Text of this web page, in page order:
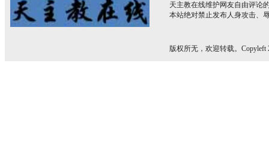
天主教在线维护网友自由评论
本站绝对禁止发布人身攻击、
版权所无，欢迎转载。